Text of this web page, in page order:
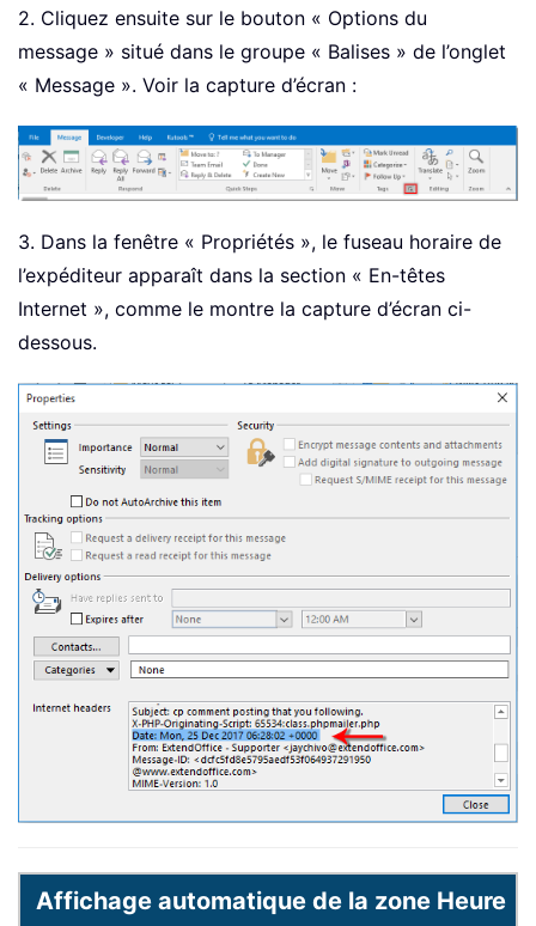
2. Cliquez ensuite sur le bouton « Options du
message » situé dans le groupe « Balises » de l’onglet
« Message ». Voir la capture d’écran :
3. Dans la fenêtre « Propriétés », le fuseau horaire de
l’expéditeur apparaît dans la section « En-têtes
Internet », comme le montre la capture d’écran ci-
dessous.
Affichage automatique de la zone Heure